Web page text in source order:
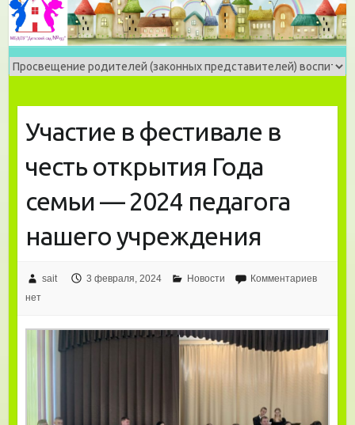
Участие в фестивале в
честь открытия Года
семьи — 2024 педагога
нашего учреждения
sait 3 февраля, 2024 Новости
Комментариев
нет